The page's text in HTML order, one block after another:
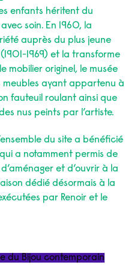
enfants héritent du
soin. En 1960, la
auprès du plus jeune
1969) et la transforme
mobilier originel, le musée
meubles ayant appartenu à
fauteuil roulant ainsi que
nus peints par l’artiste.
du site a bénéficié
a notamment permis de
et d’ouvrir à la
dédié désormais à la
par Renoir et le
du Bijou contemporain